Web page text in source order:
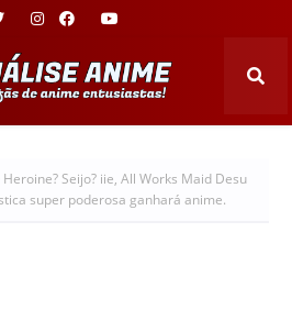
Heroine? Seijo? iie, All Works Maid Desu
super poderosa ganhará anime.